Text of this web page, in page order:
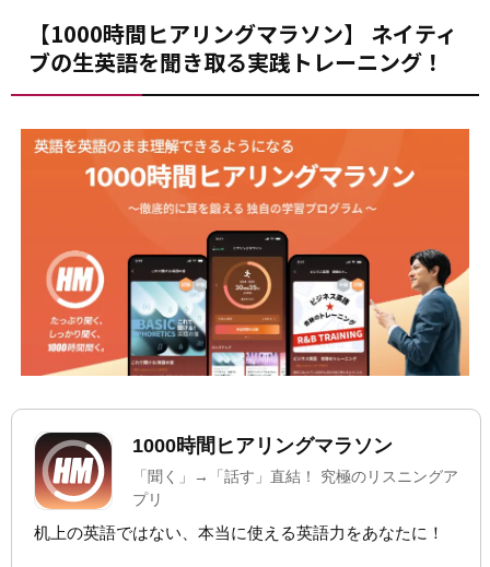
【1000時間ヒアリングマラソン】 ネイティ
ブの生英語を聞き取る実践トレーニング！